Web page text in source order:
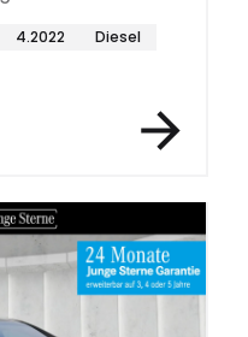
4.2022
Diesel